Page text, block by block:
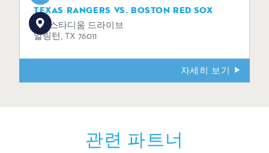
TEXAS RANGERS VS. BOSTON RED SOX
734 스타디움 드라이브
알링턴, TX 76011
자세히 보기
관련 파트너